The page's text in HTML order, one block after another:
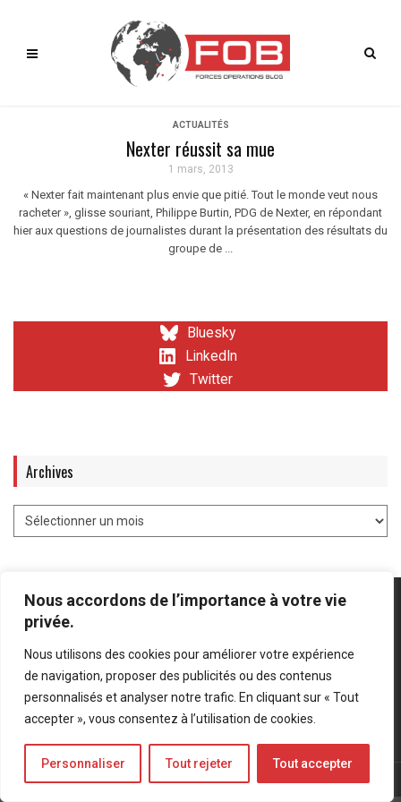
Nous accordons de l’importance à votre vie
privée.
Nous utilisons des cookies pour améliorer votre expérience
de navigation, proposer des publicités ou des contenus
personnalisés et analyser notre trafic. En cliquant sur « Tout
accepter », vous consentez à l’utilisation de cookies.
Personnaliser Tout rejeter Tout accepter
ACTUALITÉS
Nexter réussit sa mue
1 mars, 2013
« Nexter fait maintenant plus envie que pitié. Tout le monde veut nous
racheter », glisse souriant, Philippe Burtin, PDG de Nexter, en répondant
hier aux questions de journalistes durant la présentation des résultats du
groupe de ...
Bluesky
LinkedIn
Twitter
Archives
Mentions légales-Politique de confidentialité
Bluesky
LinkedIn
Twitter
© Forces Operations Blog - 2022